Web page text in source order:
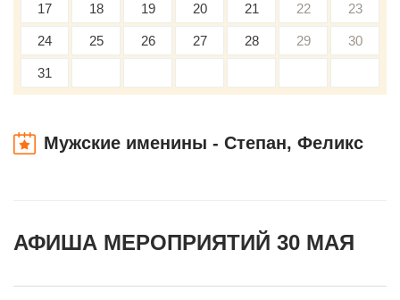
17 18 19 20 21 22 23
24 25 26 27 28 29 30
31
Мужские именины - Степан, Феликс
АФИША МЕРОПРИЯТИЙ 30 МАЯ